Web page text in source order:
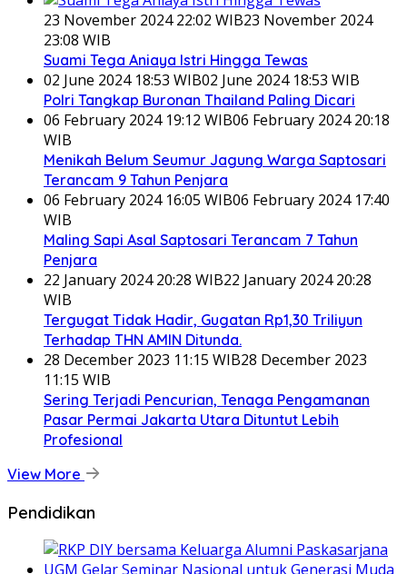
23 November 2024 22:02 WIB23 November 2024
23:08 WIB
Suami Tega Aniaya Istri Hingga Tewas
02 June 2024 18:53 WIB02 June 2024 18:53 WIB
Polri Tangkap Buronan Thailand Paling Dicari
06 February 2024 19:12 WIB06 February 2024 20:18
WIB
Menikah Belum Seumur Jagung Warga Saptosari
Terancam 9 Tahun Penjara
06 February 2024 16:05 WIB06 February 2024 17:40
WIB
Maling Sapi Asal Saptosari Terancam 7 Tahun
Penjara
22 January 2024 20:28 WIB22 January 2024 20:28
WIB
Tergugat Tidak Hadir, Gugatan Rp1,30 Triliyun
Terhadap THN AMIN Ditunda.
28 December 2023 11:15 WIB28 December 2023
11:15 WIB
Sering Terjadi Pencurian, Tenaga Pengamanan
Pasar Permai Jakarta Utara Dituntut Lebih
Profesional
View More
Pendidikan